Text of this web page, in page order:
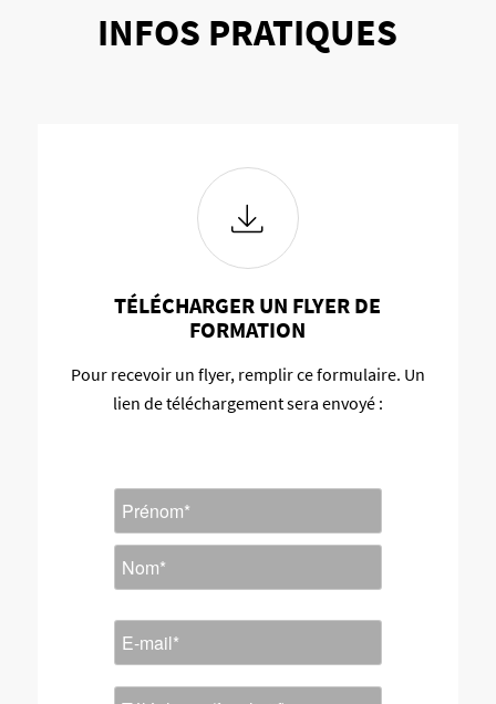
INFOS PRATIQUES
TÉLÉCHARGER UN FLYER DE
FORMATION
Pour recevoir un flyer, remplir ce formulaire. Un
lien de téléchargement sera envoyé :
Nom
Prénom
mail
*